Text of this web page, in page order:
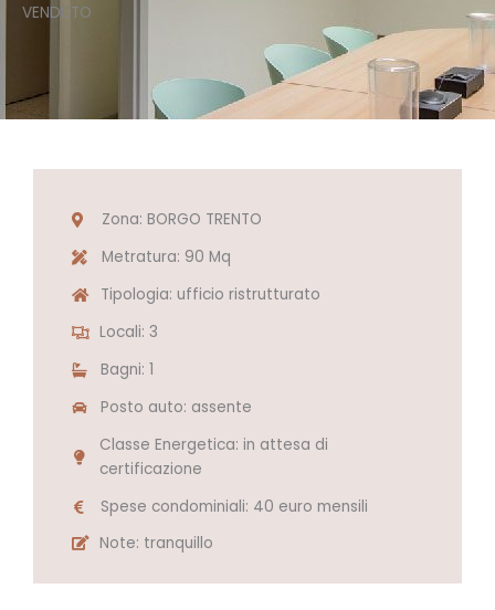
VENDUTO
Zona: BORGO TRENTO
Metratura: 90 Mq
Tipologia: ufficio ristrutturato
Locali: 3
Bagni: 1
Posto auto: assente
Classe Energetica: in attesa di
certificazione
Spese condominiali: 40 euro mensili
Note: tranquillo